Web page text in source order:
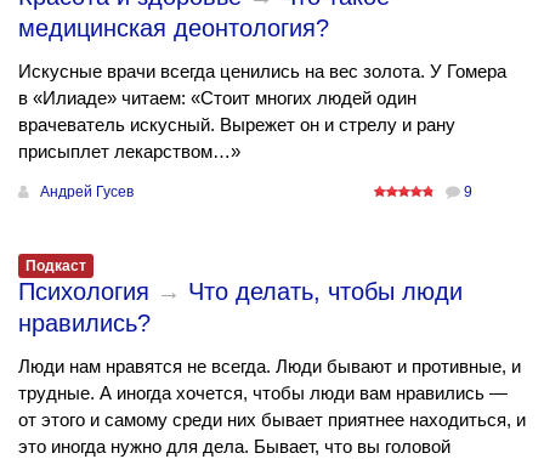
медицинская деонтология?
Искусные врачи всегда ценились на вес золота. У Гомера
в «Илиаде» читаем: «Стоит многих людей один
врачеватель искусный. Вырежет он и стрелу и рану
присыплет лекарством…»
Андрей Гусев 9
Подкаст
Психология → Что делать, чтобы люди
нравились?
Люди нам нравятся не всегда. Люди бывают и противные, и
трудные. А иногда хочется, чтобы люди вам нравились —
от этого и самому среди них бывает приятнее находиться, и
это иногда нужно для дела. Бывает, что вы головой